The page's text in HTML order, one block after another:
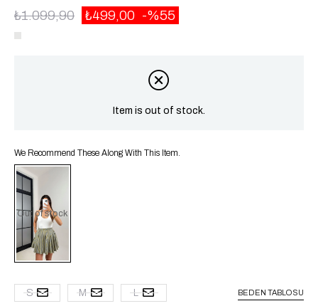
₺1.099,90 ₺499,00 55
Item is out of stock.
We Recommend These Along With This Item.
Out of stock
S M L BEDEN TABLOSU